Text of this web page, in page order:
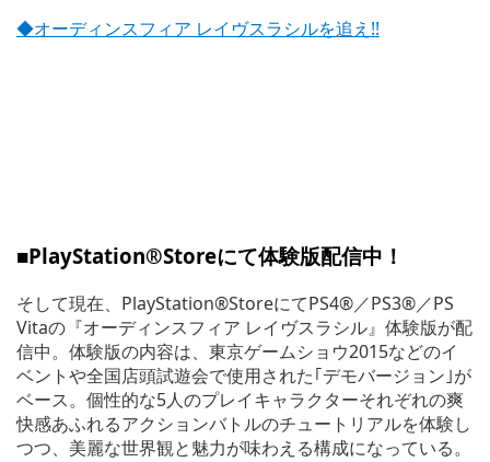
◆オーディンスフィア レイヴスラシルを追え!!
■PlayStation®Storeにて体験版配信中！
そして現在、PlayStation®StoreにてPS4®／PS3®／PS
Vitaの『オーディンスフィア レイヴスラシル』体験版が配
信中。体験版の内容は、東京ゲームショウ2015などのイ
ベントや全国店頭試遊会で使用された｢デモバージョン｣が
ベース。個性的な5人のプレイキャラクターそれぞれの爽
快感あふれるアクションバトルのチュートリアルを体験し
つつ、美麗な世界観と魅力が味わえる構成になっている。